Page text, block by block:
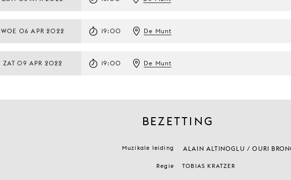
WOE 06 APR 2022 19:00 De Munt
ZAT 09 APR 2022 19:00 De Munt
BEZETTING
Muzikale leiding ALAIN ALTINOGLU / OURI
Regie TOBIAS KRATZER